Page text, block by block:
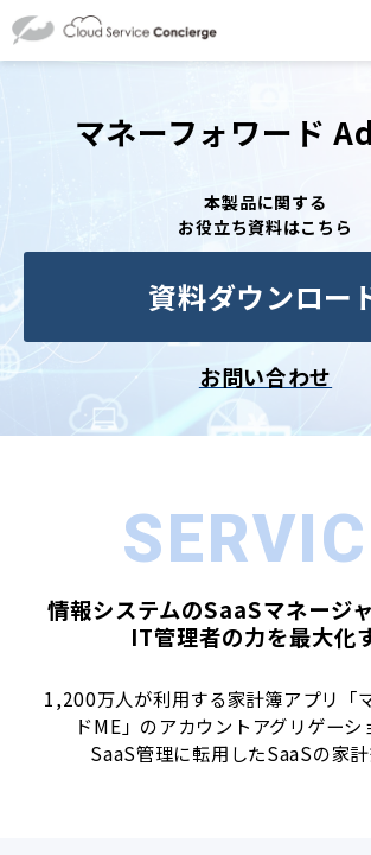
お役立ち記事
セミナー
よくあるご質問
マネーフォワード
本製品に関する
お役立ち資料はこちら
資料ダウンロー
お問い合わせ
情報システムのSaaSマネージ
IT管理者の力を最大化
1,200万人が利用する家計簿アプリ「
ドME」のアカウントアグリゲーシ
SaaS管理に転用したSaaSの家計